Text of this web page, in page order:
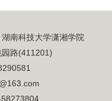
南科技大学潇湘学院
园路(411201)